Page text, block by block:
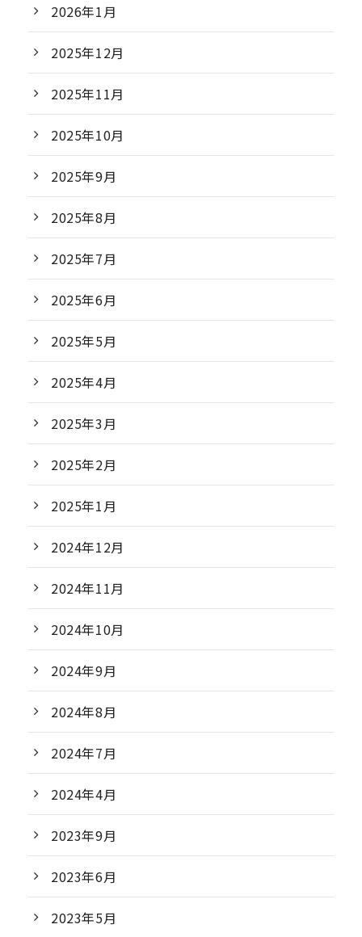
2026年1月
2025年12月
2025年11月
2025年10月
2025年9月
2025年8月
2025年7月
2025年6月
2025年5月
2025年4月
2025年3月
2025年2月
2025年1月
2024年12月
2024年11月
2024年10月
2024年9月
2024年8月
2024年7月
2024年4月
2023年9月
2023年6月
2023年5月